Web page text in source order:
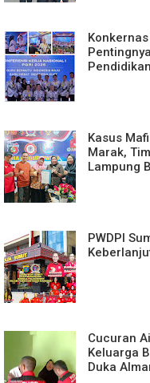
Pendidikan
Kasus
Marak,
Lampung
PWDPI
Cucuran
Keluarga
Duka